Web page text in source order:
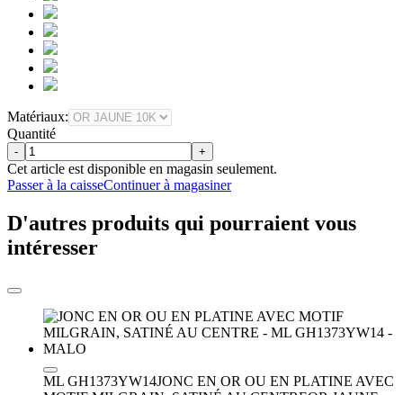
Matériaux:
Quantité
- +
Cet article est disponible en magasin seulement.
Passer à la caisseContinuer à magasiner
D'autres produits qui pourraient vous
intéresser
ML GH1373YW14JONC EN OR OU EN PLATINE AVEC